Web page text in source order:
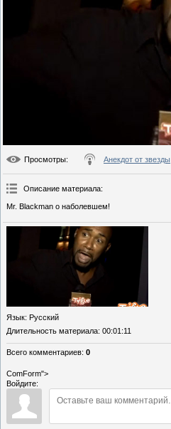
Просмотры: Анекдот от звезды
Описание материала:
Mr. Blackman о наболевшем!
Язык: Русский
Длительность материала: 00:01:11
Всего комментариев: 0
ComForm">
Войдите: